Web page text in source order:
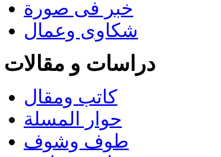
خبر فى صورة
شكاوى وعمال
دراسات و مقالات
كاتب ومقال
حوار المسلة
طوف وشوف